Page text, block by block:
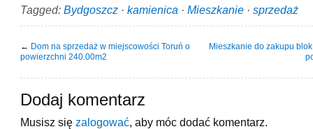
Tagged: Bydgoszcz · kamienica · Mieszkanie · sprzedaż
← Dom na sprzedaż w miejscowości Toruń o
powierzchni 240.00m2
Mieszkanie do zakupu
Dodaj komentarz
Musisz się zalogować , aby móc dodać komentarz.